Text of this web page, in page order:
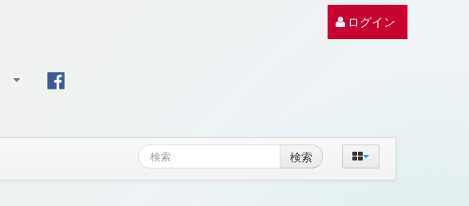
ログイン
検索